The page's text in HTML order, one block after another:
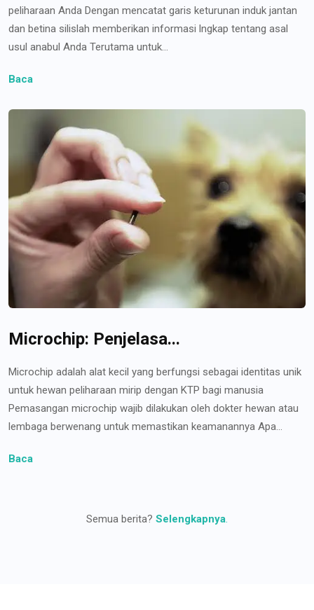
peliharaan Anda Dengan mencatat garis keturunan induk jantan
dan betina silislah memberikan informasi lngkap tentang asal
usul anabul Anda Terutama untuk...
Baca
Microchip: Penjelasa...
Microchip adalah alat kecil yang berfungsi sebagai identitas unik
untuk hewan peliharaan mirip dengan KTP bagi manusia
Pemasangan microchip wajib dilakukan oleh dokter hewan atau
lembaga berwenang untuk memastikan keamanannya Apa...
Baca
Semua berita? Selengkapnya